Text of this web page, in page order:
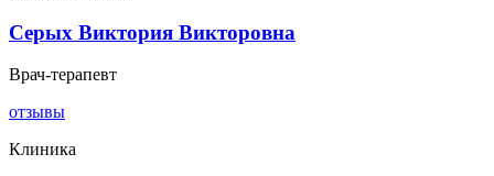
Серых Виктория Викторовна
Врач-терапевт
отзывы
Клиника